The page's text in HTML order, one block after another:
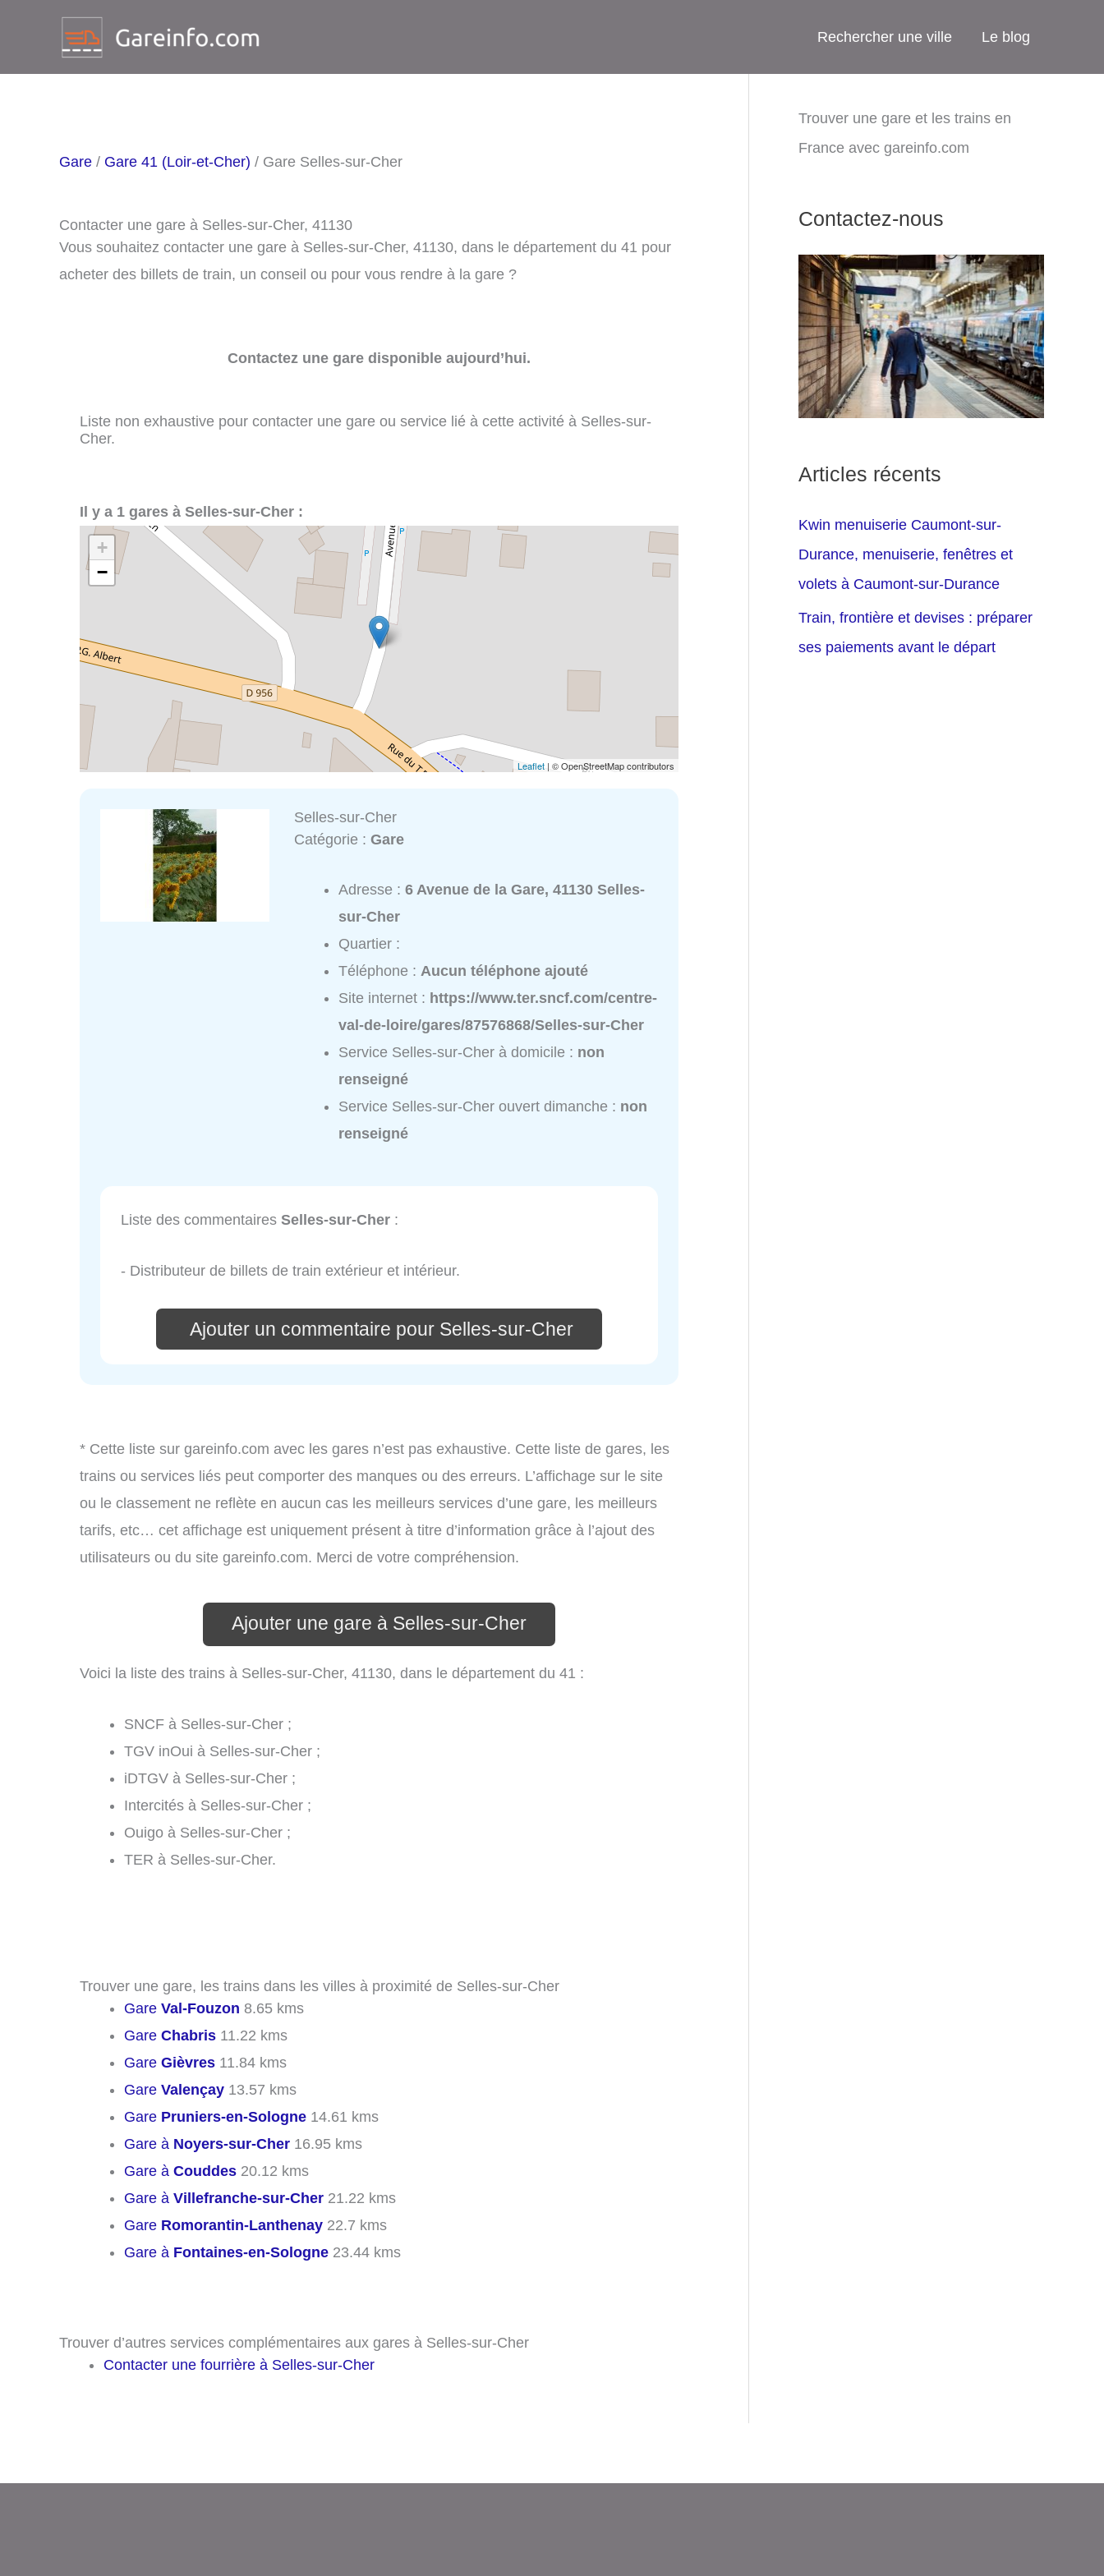
Rechercher une ville Le blog
Gare / Gare 41 (Loir-et-Cher) / Gare Selles-sur-Cher
Contacter une gare à Selles-sur-Cher, 41130
Vous souhaitez contacter une gare à Selles-sur-Cher, 41130, dans le département du 41 pour
acheter des billets de train, un conseil ou pour vous rendre à la gare ?
Contactez une gare disponible aujourd’hui.
Liste non exhaustive pour contacter une gare ou service lié à cette activité à Selles-sur-
Cher.
Il y a 1 gares à Selles-sur-Cher :
+
−
Leaflet | © OpenStreetMap contributors
Selles-sur-Cher
Catégorie :Gare
Adresse :6 Avenue de la Gare, 41130 Selles-
sur-Cher
Quartier :
Téléphone :Aucun téléphone ajouté
Site internet : https://www.ter.sncf.com/centre-
val-de-loire/gares/87576868/Selles-sur-Cher
Service Selles-sur-Cher à domicile : non
renseigné
Service Selles-sur-Cher ouvert dimanche : non
renseigné
Liste des commentaires Selles-sur-Cher :
- Distributeur de billets de train extérieur et intérieur.
Ajouter un commentaire pour Selles-sur-Cher
* Cette liste sur gareinfo.com avec les gares n’est pas exhaustive. Cette liste de gares, les
trains ou services liés peut comporter des manques ou des erreurs. L’affichage sur le site
ou le classement ne reflète en aucun cas les meilleurs services d’une gare, les meilleurs
tarifs, etc… cet affichage est uniquement présent à titre d’information grâce à l’ajout des
utilisateurs ou du site gareinfo.com. Merci de votre compréhension.
Ajouter une gare à Selles-sur-Cher
Voici la liste des trains à Selles-sur-Cher, 41130, dans le département du 41 :
SNCF à Selles-sur-Cher ;
TGV inOui à Selles-sur-Cher ;
iDTGV à Selles-sur-Cher ;
Intercités à Selles-sur-Cher ;
Ouigo à Selles-sur-Cher ;
TER à Selles-sur-Cher.
Trouver une gare, les trains dans les villes à proximité de Selles-sur-Cher
Gare Val-Fouzon 8.65 kms
Gare Chabris 11.22 kms
Gare Gièvres 11.84 kms
Gare Valençay 13.57 kms
Gare Pruniers-en-Sologne 14.61 kms
Gare à Noyers-sur-Cher 16.95 kms
Gare à Couddes 20.12 kms
Gare à Villefranche-sur-Cher 21.22 kms
Gare Romorantin-Lanthenay 22.7 kms
Gare à Fontaines-en-Sologne 23.44 kms
Trouver d’autres services complémentaires aux gares à Selles-sur-Cher
Contacter une fourrière à Selles-sur-Cher
Trouver une gare et les trains en
France avec gareinfo.com
Contactez-nous
Articles récents
Kwin menuiserie Caumont-sur-
Durance, menuiserie, fenêtres et
volets à Caumont-sur-Durance
Train, frontière et devises : préparer
ses paiements avant le départ